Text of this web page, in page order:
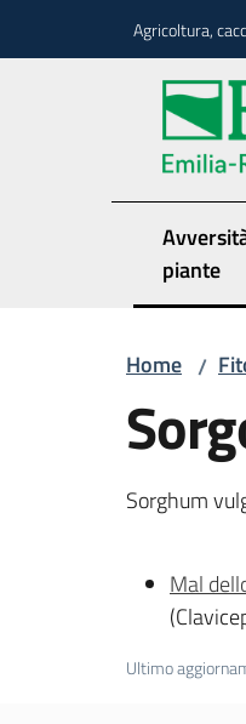
Agricoltura,
piante
Home /
Sorghum
Mal
Ultimo